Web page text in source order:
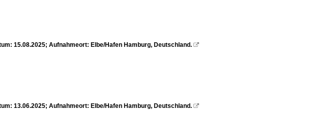
15.08.2025; Aufnahmeort: Elbe/Hafen Hamburg, Deutschland. 
13.06.2025; Aufnahmeort: Elbe/Hafen Hamburg, Deutschland. 